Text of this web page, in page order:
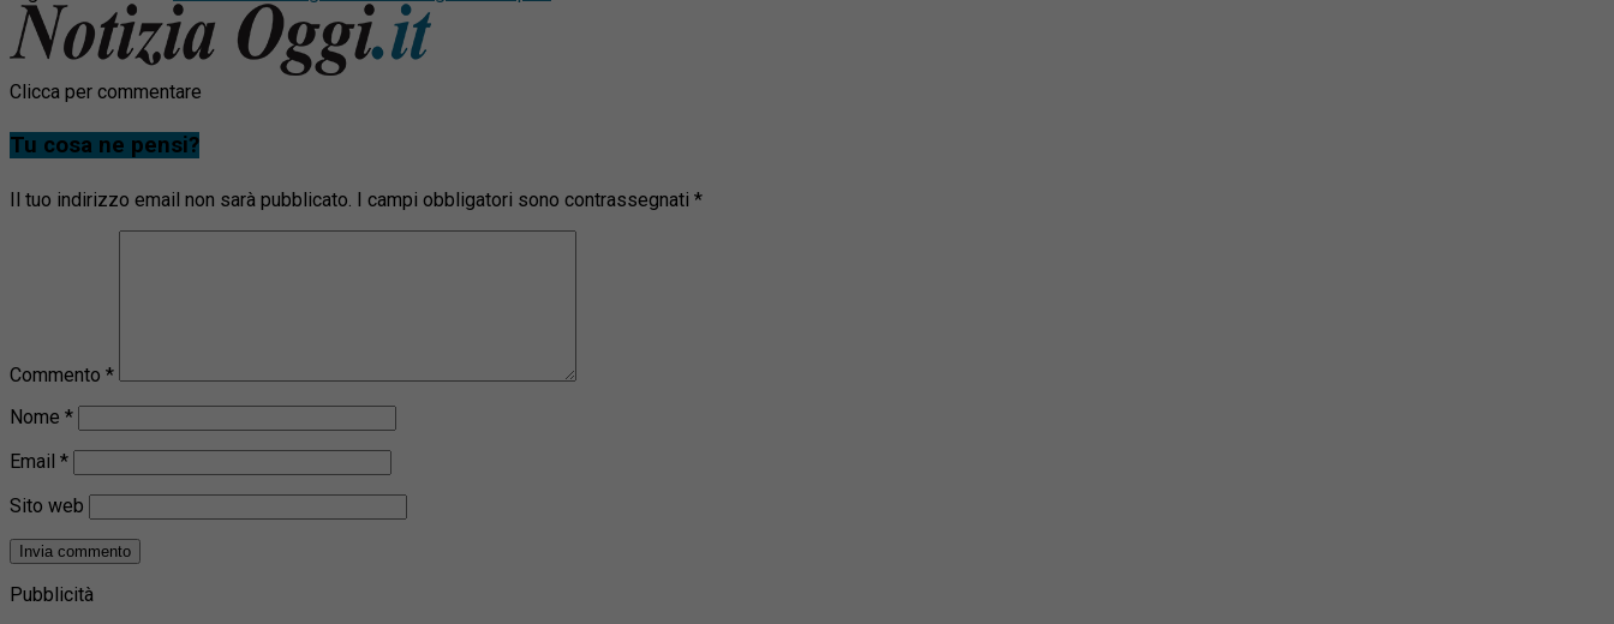
Clicca per commentare
Tu cosa ne pensi?
Il tuo indirizzo email non sarà pubblicato. I campi obbligatori sono contrassegnati *
Commento *
Nome *
Email *
Sito web
Pubblicità